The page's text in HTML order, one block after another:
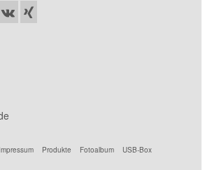
Impressum Produkte Fotoalbum
USB-Box